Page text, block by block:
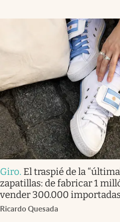
Giro. El traspié de la
zapatillas: de fabricar 1
vender 300.000 importadas
Ricardo Quesada